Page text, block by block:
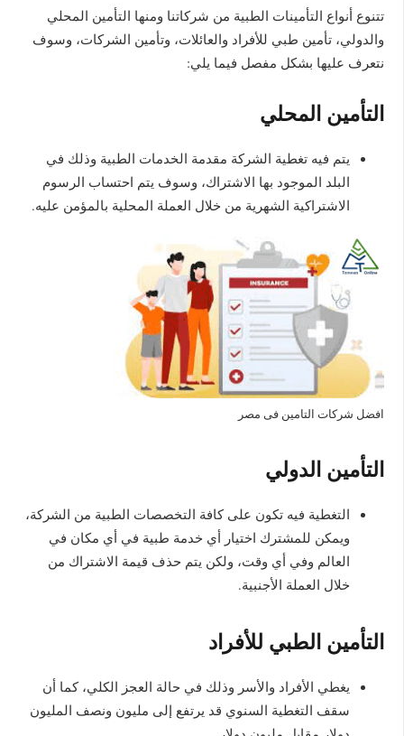
تتنوع أنواع التأمينات الطبية من شركاتنا ومنها التأمين المحلي
والدولي، تأمين طبي للأفراد والعائلات، وتأمين الشركات، وسوف
نتعرف عليها بشكل مفصل فيما يلي:
التأمين المحلي
يتم فيه تغطية الشركة مقدمة الخدمات الطبية وذلك في
البلد الموجود بها الاشتراك، وسوف يتم احتساب الرسوم
الاشتراكية الشهرية من خلال العملة المحلية بالمؤمن عليه.
افضل شركات التامين فى مصر
التأمين الدولي
التغطية فيه تكون على كافة التخصصات الطبية من الشركة،
ويمكن للمشترك اختيار أي خدمة طبية في أي مكان في
العالم وفي أي وقت، ولكن يتم حذف قيمة الاشتراك من
خلال العملة الأجنبية.
التأمين الطبي للأفراد
يغطي الأفراد والأسر وذلك في حالة العجز الكلي، كما أن
سقف التغطية السنوي قد يرتفع إلى مليون ونصف المليون